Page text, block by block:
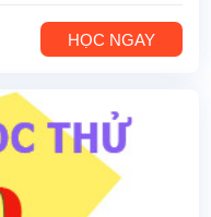
HỌC NGAY